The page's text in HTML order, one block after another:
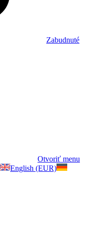
Zabudnuté
Otvoriť menu
English (EUR)